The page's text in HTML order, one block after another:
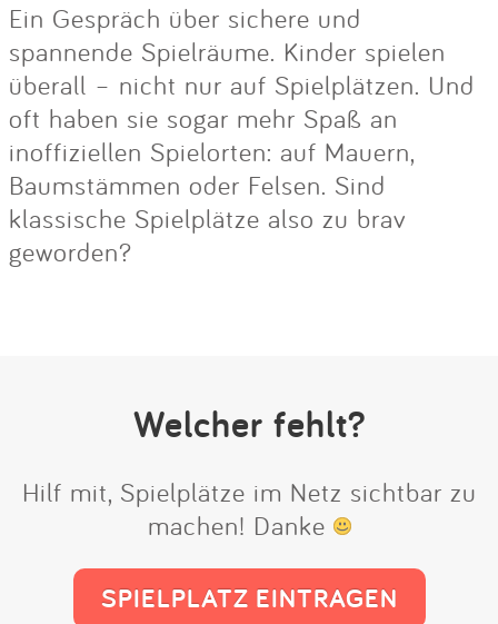
Ein Gespräch über sichere und
spannende Spielräume. Kinder spielen
überall – nicht nur auf Spielplätzen. Und
oft haben sie sogar mehr Spaß an
inoffiziellen Spielorten: auf Mauern,
Baumstämmen oder Felsen. Sind
klassische Spielplätze also zu brav
geworden?
Welcher fehlt?
Hilf mit, Spielplätze im Netz sichtbar zu
machen! Danke
SPIELPLATZ EINTRAGEN